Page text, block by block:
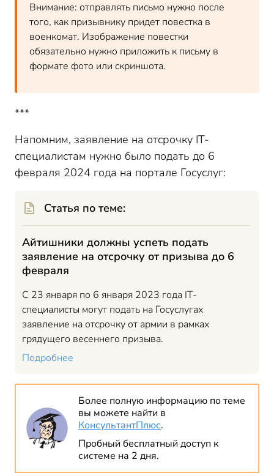
Внимание: отправлять письмо нужно после
того, как призывнику придет повестка в
военкомат. Изображение повестки
обязательно нужно приложить к письму в
формате фото или скриншота.
***
Напомним, заявление на отсрочку IT-
специалистам нужно было подать до 6
февраля 2024 года на портале Госуслуг:
Статья по теме:
Айтишники должны успеть подать
заявление на отсрочку от призыва до 6
февраля
С 23 января по 6 января 2023 года IT-
специалисты могут подать на Госуслугах
заявление на отсрочку от армии в рамках
грядущего весеннего призыва.
Подробнее
Более полную информацию по теме
вы можете найти в
КонсультантПлюс.
Пробный бесплатный доступ к
системе на 2 дня.